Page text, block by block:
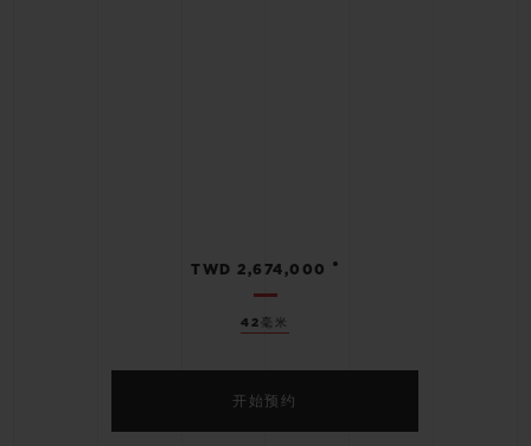
42毫米
TWD 2,674,000 •
开始预约